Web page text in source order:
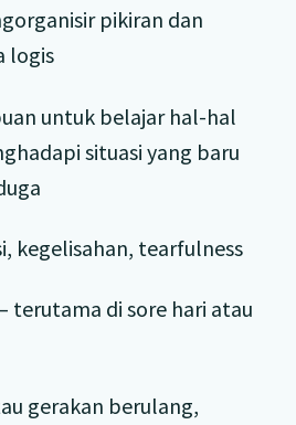
pikiran dan
logis
untuk belajar hal-hal
situasi yang baru
kegelisahan, tearfulness
terutama di sore hari atau
gerakan berulang,